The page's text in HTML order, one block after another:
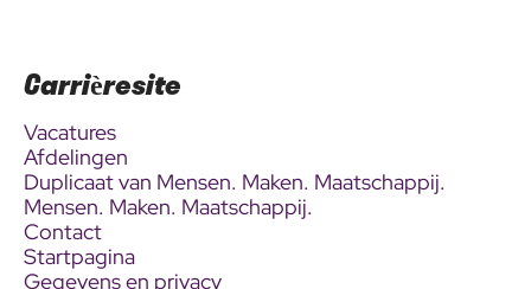
Carrièresite
Vacatures
Afdelingen
Duplicaat van Mensen. Maken. Maatschappij.
Mensen. Maken. Maatschappij.
Contact
Startpagina
Gegevens en privacy